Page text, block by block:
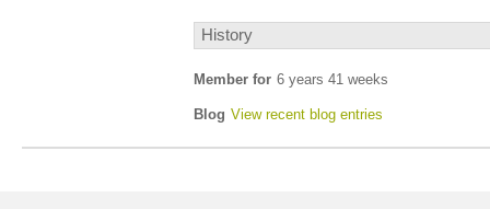
History
Member for 6 years 41 weeks
Blog View recent blog entries